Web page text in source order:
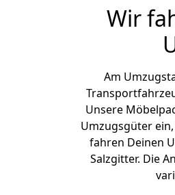
Wir
Am
Unsere
Umzugsgüter ein,
fahren Deinen
Salzgitter. Die